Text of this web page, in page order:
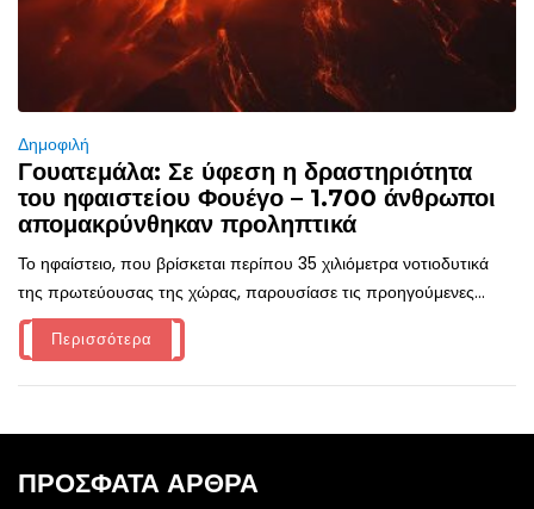
Δημοφιλή
Γουατεμάλα: Σε ύφεση η δραστηριότητα
του ηφαιστείου Φουέγο – 1.700 άνθρωποι
απομακρύνθηκαν προληπτικά
Το ηφαίστειο, που βρίσκεται περίπου 35 χιλιόμετρα νοτιοδυτικά
της πρωτεύουσας της χώρας, παρουσίασε τις προηγούμενες...
Περισσότερα
ΠΡΌΣΦΑΤΑ ΆΡΘΡΑ